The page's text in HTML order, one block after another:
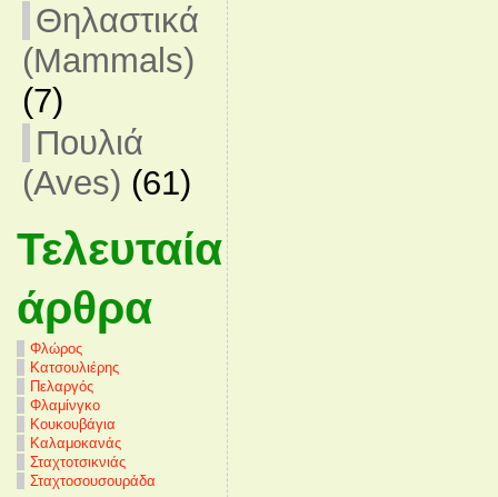
Θηλαστικά
(Mammals)
(7)
Πουλιά
(Aves) (61)
Τελευταία
άρθρα
Φλώρος
Κατσουλιέρης
Πελαργός
Φλαμίνγκο
Κουκουβάγια
Καλαμοκανάς
Σταχτοτσικνιάς
Σταχτοσουσουράδα